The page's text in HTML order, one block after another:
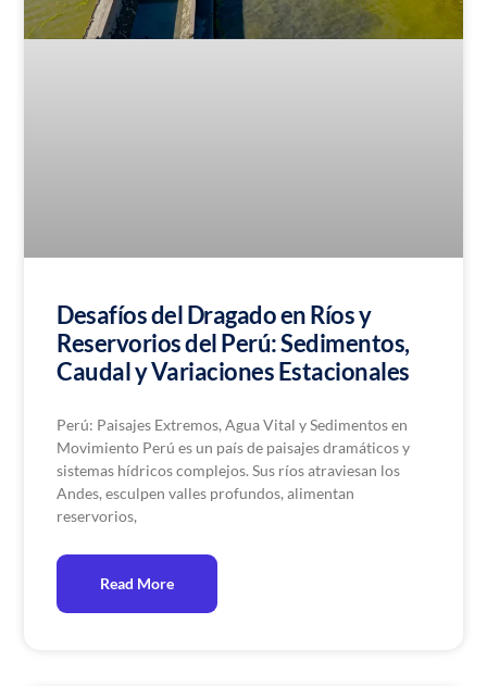
Desafíos del Dragado en Ríos y
Reservorios del Perú: Sedimentos,
Caudal y Variaciones Estacionales
Perú: Paisajes Extremos, Agua Vital y Sedimentos en
Movimiento Perú es un país de paisajes dramáticos y
sistemas hídricos complejos. Sus ríos atraviesan los
Andes, esculpen valles profundos, alimentan
reservorios,
Read More